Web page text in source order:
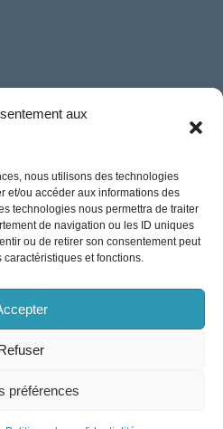
aux
nous utilisons des technologies
et/ou accéder aux informations des
technologies nous permettra de traiter
de navigation ou les ID uniques
ou de retirer son consentement peut
et fonctions.
préférences